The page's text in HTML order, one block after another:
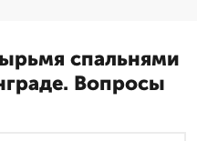
спальнями
Вопросы